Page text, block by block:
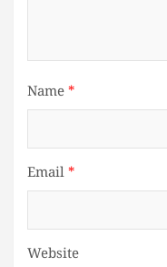
Name*
Email*
Website